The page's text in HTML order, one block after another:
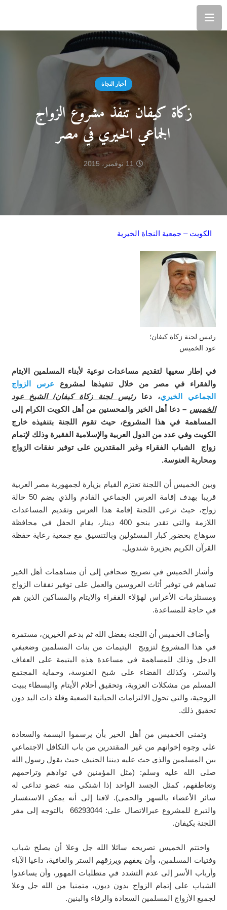
أخبار النجاة
زكاة كيفان تنفذ مشروع الزواج
الجماعي الخيري في مصر
11 نوفمبر، 2015
الكويت – جمعية النجاة الخيرية
رئيس لجنة زكاة كيفان؛
عود الخميس
في إطار سعيها لتقديم مساعدات نوعية لأبناء المسلمين الايتام
والفقراء في مصر من خلال تنفيذها لمشروع عرس الزواج
الجماعي الخيري، دعارئيس لجنة زكاة كيفان/ الشيخ عود
الخميس – دعا أهل الخير والمحسنين من أهل الكويت الكرام إلى
المساهمة في هذا المشروع، حيث تقوم اللجنة بتنفيذه خارج
الكويت وفي عدد من الدول العربية والإسلامية الفقيرة وذلك لإتمام
زواج الشباب الفقراء وغير المقتدرين على توفير نفقات الزواج
ومحاربة العنوسة.
وبين الخميس أن اللجنة تعتزم القيام بزيارة لجمهورية مصر العربية
قريبا بهدف إقامة العرس الجماعي القادم والذي يضم 50 حالة
زواج، حيث ترعى اللجنة إقامة هذا العرس وتقديم المساعدات
اللازمة والتي تقدر بنحو 400 دينار، يقام الحفل في محافظة
سوهاج بحضور كبار المسئولين وبالتنسيق مع جمعية رعاية حفظة
القرآن الكريم بجزيرة شندويل.
وأشار الخميس في تصريح صحافي إلى أن مساهمات أهل الخير
تساهم في توفير أثاث العروسين والعمل على توفير نفقات الزواج
ومستلزمات الأعراس لهؤلاء الفقراء والايتام والمساكين الذين هم
في حاجة للمساعدة.
وأضاف الخميس أن اللجنة بفضل الله ثم بدعم الخيرين، مستمرة
في هذا المشروع لتزويج اليتيمات من بنات المسلمين وضعيفي
الدخل وذلك للمساهمة في مساعدة هذه اليتيمة على العفاف
والستر، وكذلك القضاء على شبح العنوسة، وحماية المجتمع
المسلم من مشكلات العزوبة، وتحقيق أحلام الأيتام والبسطاء ببيت
الزوجية، والتي تحول الالتزامات الحياتية الصعبة وقلة ذات اليد دون
تحقيق ذلك.
وتمنى الخميس من أهل الخير بأن يرسموا البسمة والسعادة
على وجوه إخوانهم من غير المقتدرين من باب التكافل الاجتماعي
بين المسلمين والذي حث عليه ديننا الحنيف حيث يقول رسول الله
صلى الله عليه وسلم: (مثل المؤمنين في توادهم وتراحمهم
وتعاطفهم، كمثل الجسد الواحد إذا اشتكى منه عضو تداعى له
سائر الأعضاء بالسهر والحمى). لافتا إلى أنه يمكن الاستفسار
والتبرع للمشروع عبرالاتصال على: 66293044 بالتوجه إلى مقر
اللجنة بكيفان.
واختتم الخميس تصريحه سائلا الله جل وعلا أن يصلح شباب
وفتيات المسلمين، وأن يعفهم ويرزقهم الستر والعافية، داعيا الآباء
وأرباب الأسر إلى عدم التشدد في متطلبات المهور، وأن يساعدوا
الشباب علي إتمام الزواج بدون ديون، متمنيا من الله جل وعلا
لجميع الأزواج المسلمين السعادة والرفاء والبنين.